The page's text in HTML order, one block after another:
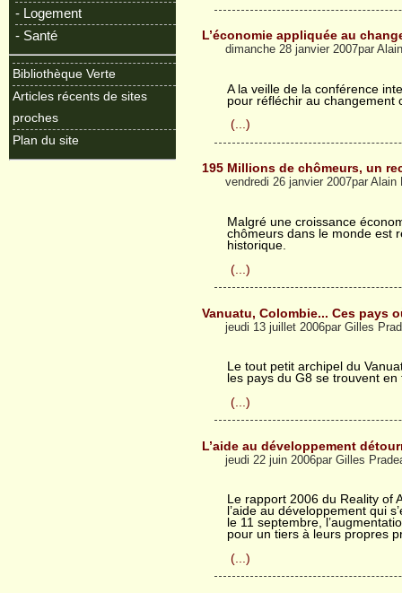
- Logement
- Santé
Bibliothèque Verte
Articles récents de sites
proches
Plan du site
L’économie appliquée au
dimanche 28 janvier 2007par
A la veille de la conférence
pour réfléchir au changement
(...)
195 Millions de chômeurs, un
vendredi 26 janvier 2007par Alain
Malgré une croissance
chômeurs dans le monde est
historique.
(...)
Vanuatu, Colombie... Ces pays
jeudi 13 juillet 2006par Gilles
Le tout petit archipel du
les pays du G8 se trouvent
(...)
L’aide au développement
jeudi 22 juin 2006par Gilles
Le rapport 2006 du Reality of
l’aide au développement qui
le 11 septembre,
pour un tiers à leurs propres
(...)